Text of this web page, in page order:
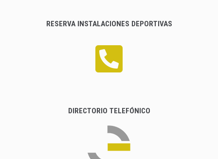
RESERVA INSTALACIONES DEPORTIVAS
DIRECTORIO TELEFÓNICO